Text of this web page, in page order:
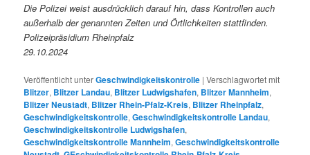
Die Polizei weist ausdrücklich darauf hin, dass Kontrollen auch
außerhalb der genannten Zeiten und Örtlichkeiten stattfinden.
Polizeipräsidium Rheinpfalz
29.10.2024
Veröffentlicht unterGeschwindigkeitskontrolle |Verschlagwortet mit
Blitzer, Blitzer Landau, Blitzer Ludwigshafen, Blitzer Mannheim,
Blitzer Neustadt, Blitzer Rhein-Pfalz-Kreis, Blitzer Rheinpfalz,
Geschwindigkeitskontrolle,Geschwindigkeitskontrolle Landau,
Geschwindigkeitskontrolle Ludwigshafen,
Geschwindigkeitskontrolle Mannheim,Geschwindigkeitskontrolle